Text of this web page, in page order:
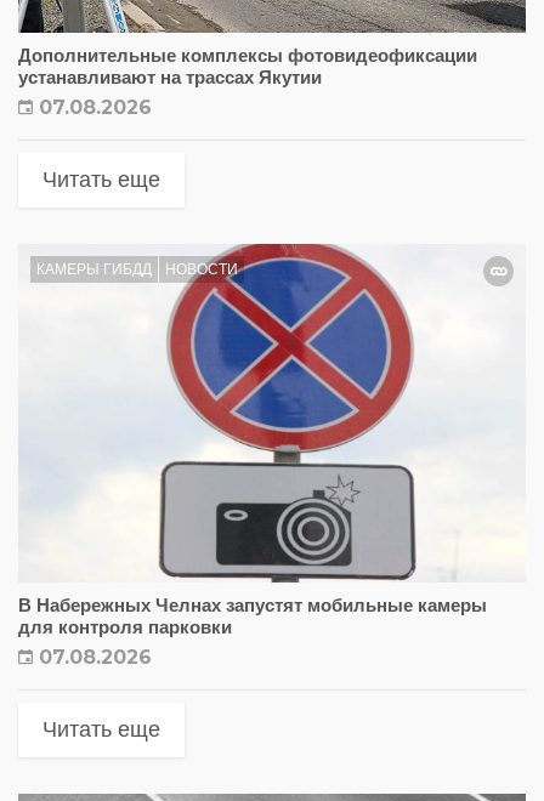
Дополнительные комплексы фотовидеофиксации
устанавливают на трассах Якутии
07.08.2026
Читать еще
КАМЕРЫ ГИБДД НОВОСТИ
В Набережных Челнах запустят мобильные камеры
для контроля парковки
07.08.2026
Читать еще